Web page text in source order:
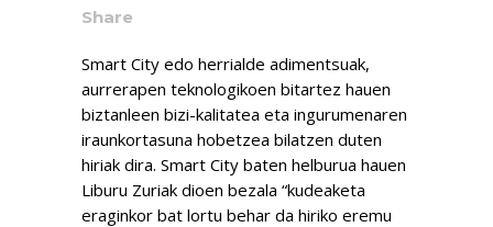
Share
Smart City edo herrialde adimentsuak,
aurrerapen teknologikoen bitartez hauen
biztanleen bizi-kalitatea eta ingurumenaren
iraunkortasuna hobetzea bilatzen duten
hiriak dira. Smart City baten helburua hauen
Liburu Zuriak dioen bezala “kudeaketa
eraginkor bat lortu behar da hiriko eremu